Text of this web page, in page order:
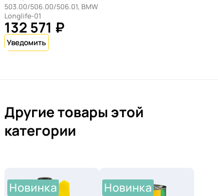
превосходных низкотемпературных
характеристик.
503.00/506.00/506.01, BMW
Longlife-01
132 571 ₽
Другие товары этой
категории
Новинка Новинка